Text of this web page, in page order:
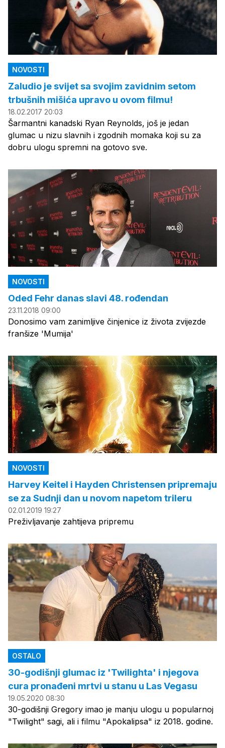
NOVOSTI
Zaludio je svijet sa svojim zavidnim setom
trbušnih mišića upravo u ovom filmu!
18.02.2017 20:03
Šarmantni kanadski Ryan Reynolds, još je jedan
glumac u nizu slavnih i zgodnih momaka koji su za
dobru ulogu spremni na gotovo sve.
NOVOSTI
Oded Fehr danas slavi 48. rođendan
23.11.2018 09:00
Donosimo vam zanimljive činjenice iz života zvijezde
franšize 'Mumija'
NOVOSTI
Harvey Keitel i Hayden Christensen pripremaju
se za Sudnji dan u novom napetom trileru
02.01.2019 19:27
Preživljavanje zahtijeva pripremu
OSTALO
30-godišnji glumac iz 'Twilighta' i njegova
cura pronađeni mrtvi u stanu u Las Vegasu
19.05.2020 08:30
30-godišnji Gregory imao je manju ulogu u popularnoj
"Twilight" sagi, ali i filmu "Apokalipsa" iz 2018. godine.